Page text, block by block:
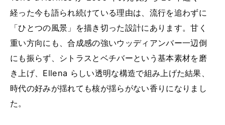
経った今も語られ続けている理由は、流行を追わずに
「ひとつの風景」を描き切った設計にあります。甘く
重い方向にも、合成感の強いウッディアンバー一辺倒
にも振らず、シトラスとベチバーという基本素材を磨
き上げ、Ellena らしい透明な構造で組み上げた結果、
時代の好みが揺れても核が揺らがない香りになりまし
た。